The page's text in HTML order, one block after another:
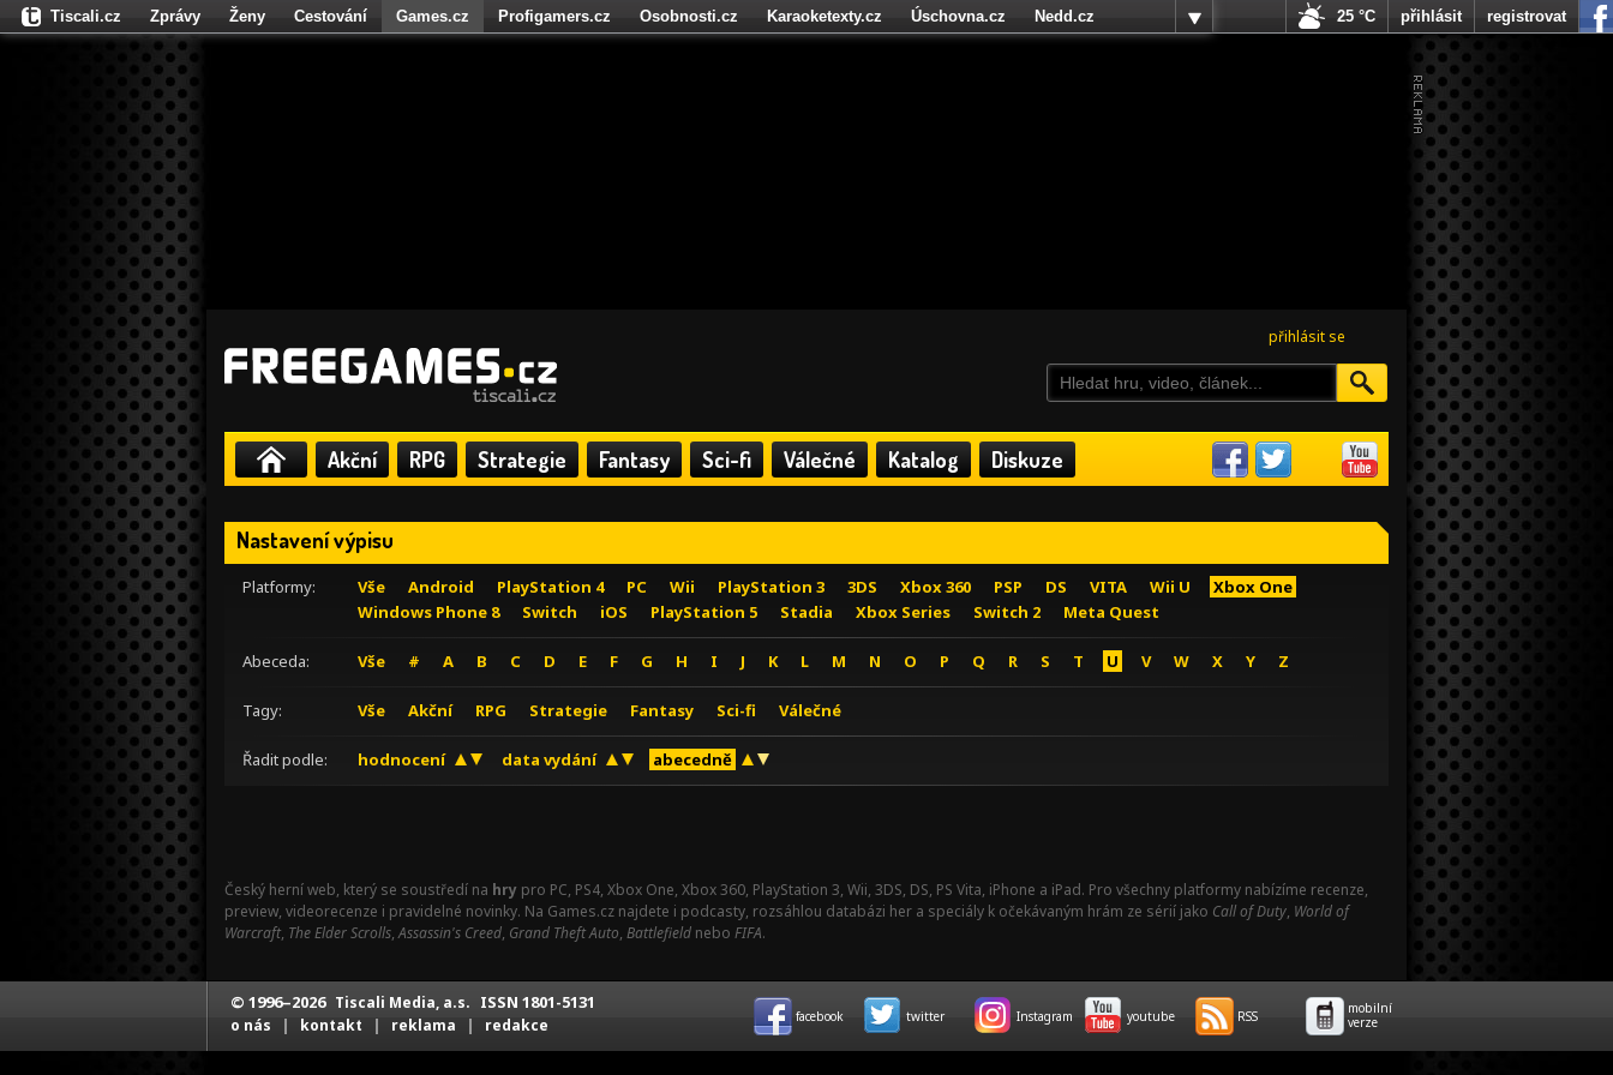
přihlásit se
Akční RPG Strategie Fantasy Sci-fi Válečné Katalog Diskuze
Nastavení výpisu
Platformy: Vše Android PlayStation 4 PC Wii PlayStation 3 3DS Xbox 360 PSP DS VITA Wii U
Xbox One
Windows Phone 8
Switch iOS PlayStation 5 Stadia Xbox Series Switch 2 Meta Quest
Abeceda: Vše # A B C D E F G H I J K L M N O P Q R S T U V W X Y Z
Tagy: Vše Akční RPG Strategie Fantasy Sci-fi Válečné
Řadit podle: hodnocení data vydání abecedně
Český herní web, který se soustředí na hry pro PC, PS4, Xbox One, Xbox 360, PlayStation 3, Wii, 3DS, DS, PS Vita, iPhone a iPad. Pro všechny platformy nabízíme recenze,
preview, videorecenze i pravidelné novinky. Na Games.cz najdete i podcasty, rozsáhlou databázi her a speciály k očekávaným hrám ze sérií jako Call of Duty, World of
Warcraft, The Elder Scrolls,Assassin's Creed, Grand Theft Auto, Battlefield nebo FIFA.
Tiscali.cz Zprávy Ženy Cestování Games.cz Profigamers.cz Osobnosti.cz Karaoketexty.cz Úschovna.cz
Nedd.cz
Fights.cz
25 °C přihlásit registrovat
© 1996–2026 Tiscali Media, a.s. ISSN 1801-5131
o nás | kontakt | reklama | redakce facebook twitter Instagram youtube RSS
mobilní
verze